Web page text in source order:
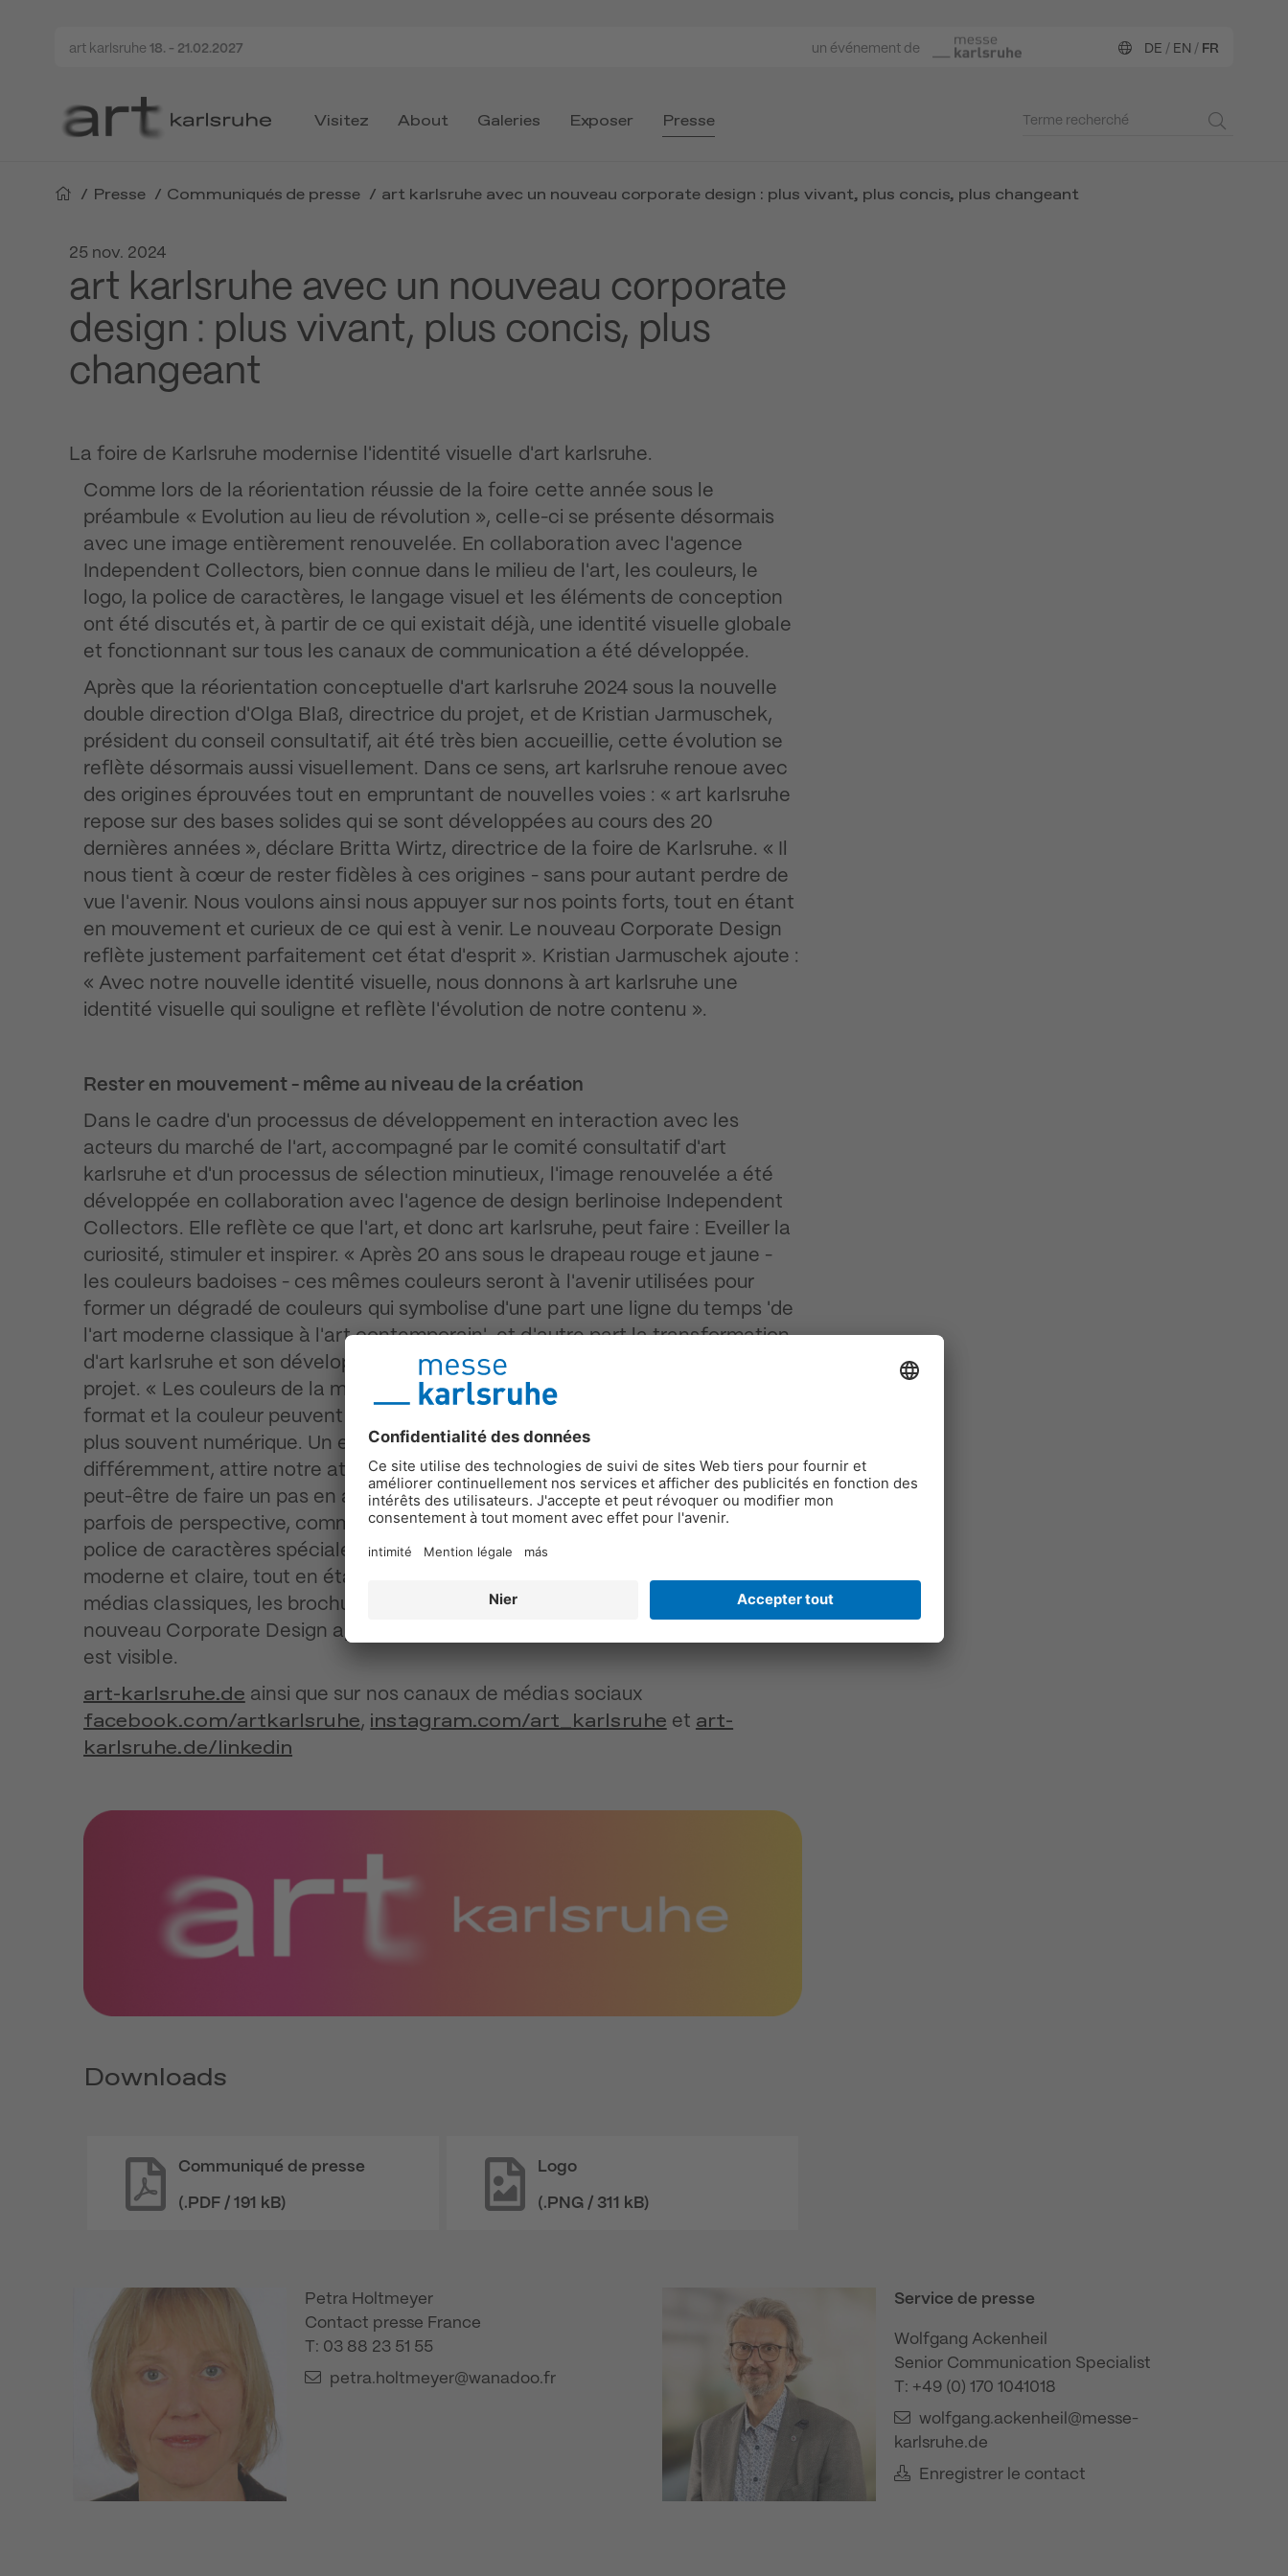
art karlsruhe 18. - 21.02.2027 un événement de DE / EN / FR
Visitez About Galeries Exposer Presse
/ Presse / Communiqués de presse / art karlsruhe avec un nouveau corporate design : plus vivant, plus concis, plus changeant
25 nov. 2024
art karlsruhe avec un nouveau corporate
design : plus vivant, plus concis, plus
changeant
La foire de Karlsruhe modernise l'identité visuelle d'art karlsruhe.
Comme lors de la réorientation réussie de la foire cette année sous le
préambule « Evolution au lieu de révolution », celle-ci se présente désormais
avec une image entièrement renouvelée. En collaboration avec l'agence
Independent Collectors, bien connue dans le milieu de l'art, les couleurs, le
logo, la police de caractères, le langage visuel et les éléments de conception
ont été discutés et, à partir de ce qui existait déjà, une identité visuelle globale
et fonctionnant sur tous les canaux de communication a été développée.
Après que la réorientation conceptuelle d'art karlsruhe 2024 sous la nouvelle
double direction d'Olga Blaß, directrice du projet, et de Kristian Jarmuschek,
président du conseil consultatif, ait été très bien accueillie, cette évolution se
reflète désormais aussi visuellement. Dans ce sens, art karlsruhe renoue avec
des origines éprouvées tout en empruntant de nouvelles voies : « art karlsruhe
repose sur des bases solides qui se sont développées au cours des 20
dernières années », déclare Britta Wirtz, directrice de la foire de Karlsruhe. « Il
nous tient à cœur de rester fidèles à ces origines - sans pour autant perdre de
vue l'avenir. Nous voulons ainsi nous appuyer sur nos points forts, tout en étant
en mouvement et curieux de ce qui est à venir. Le nouveau Corporate Design
reflète justement parfaitement cet état d'esprit ». Kristian Jarmuschek ajoute :
« Avec notre nouvelle identité visuelle, nous donnons à art karlsruhe une
identité visuelle qui souligne et reflète l'évolution de notre contenu ».
Rester en mouvement - même au niveau de la création
Dans le cadre d'un processus de développement en interaction avec les
acteurs du marché de l'art, accompagné par le comité consultatif d'art
karlsruhe et d'un processus de sélection minutieux, l'image renouvelée a été
développée en collaboration avec l'agence de design berlinoise Independent
Collectors. Elle reflète ce que l'art, et donc art karlsruhe, peut faire : Eveiller la
curiosité, stimuler et inspirer. « Après 20 ans sous le drapeau rouge et jaune -
les couleurs badoises - ces mêmes couleurs seront à l'avenir utilisées pour
former un dégradé de couleurs qui symbolise d'une part une ligne du temps 'de
l'art moderne classique à l'art contemporain', et d'autre part la transformation
d'art karlsruhe et son développement futur », explique Olga Blaß, chef de
projet. « Les couleurs de la marque sont complétées par un logo textuel dont le
format et la couleur peuvent réagir à toutes les exigences du monde actuel, le
plus souvent numérique. Un effet de flou, que nous vivrons toujours
différemment, attire notre attention sur la nécessité de regarder de plus près,
peut-être de faire un pas en arrière ou de se rapprocher, afin de changer
parfois de perspective, comme lorsque l'on regarde de l'art ». La nouvelle
police de caractères spécialement développée pour l'occasion apparaît
moderne et claire, tout en étant valorisante et élégante. Que ce soit pour les
médias classiques, les brochures, le site web ou d'autres médias numériques, le
nouveau Corporate Design apparaît dès maintenant partout où art karlsruhe
est visible.
art-karlsruhe.de ainsi que sur nos canaux de médias sociaux
facebook.com/artkarlsruhe, instagram.com/art_karlsruhe et art-
karlsruhe.de/linkedin
Downloads
Communiqué de presse
(.PDF / 191 kB)
Logo
(.PNG / 311 kB)
Petra Holtmeyer
Contact presse France
T: 03 88 23 51 55
petra.holtmeyer@wanadoo.fr
Service de presse
Wolfgang Ackenheil
Senior Communication Specialist
T: +49 (0) 170 1041018
wolfgang.ackenheil@messe-
karlsruhe.de
Enregistrer le contact